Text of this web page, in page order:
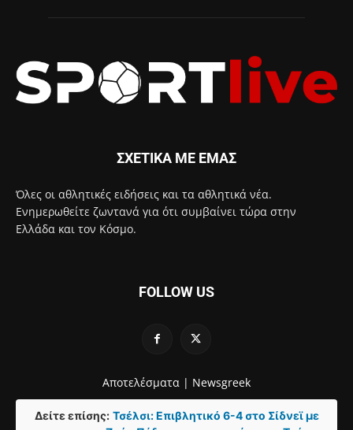
ΣΧΕΤΙΚΑ ΜΕ ΕΜΑΣ
Όλες οι αθλητικές ειδήσεις και τα αθλητικά νέα.
Ενημερωθείτε ζωντανά για ότι συμβαίνει τώρα στην
Ελλάδα και τον Κόσμο.
FOLLOW US
Αποτελέσματα | Newsgreek
Δείτε επίσης: Τσέλσι: Επιβλητικό 6-4 στο Σίδνεϊ με